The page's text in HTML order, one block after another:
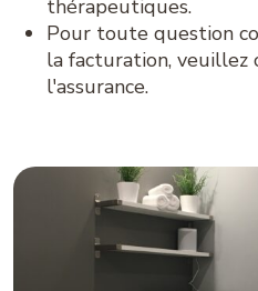
thérapeutiques.
Pour toute question
la facturation,
l'assurance.